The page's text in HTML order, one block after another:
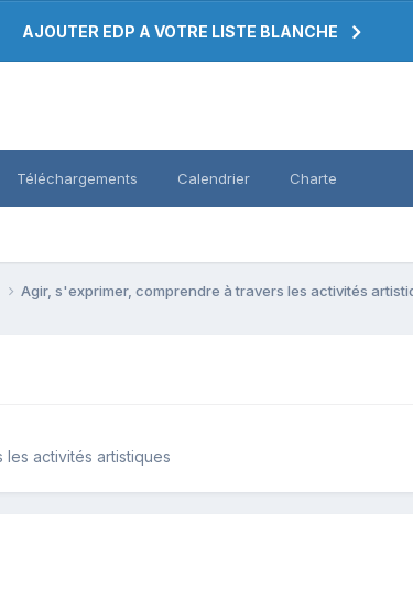
AJOUTER EDP A VOTRE LISTE BLANCHE
Téléchargements Calendrier Charte
Agir, s'exprimer, comprendre à travers les activités
activités artistiques